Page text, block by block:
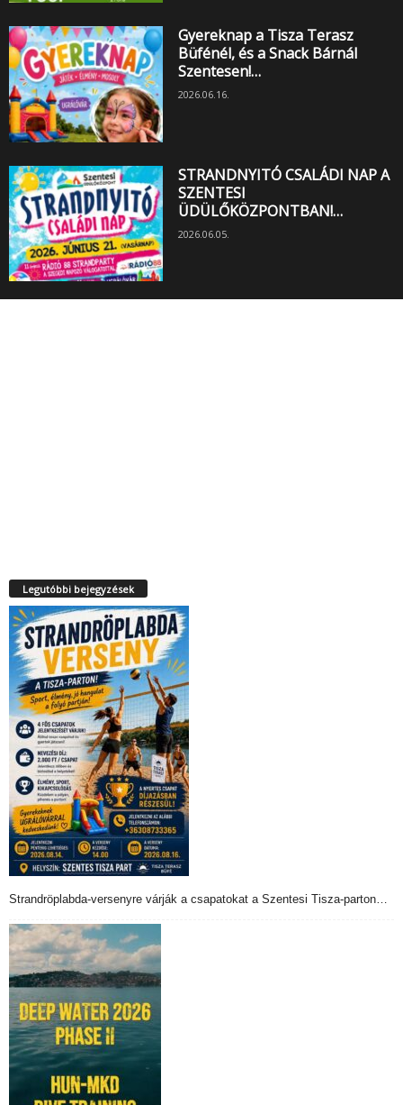
Gyereknap a Tisza Terasz
Büfénél, és a Snack Bárnál
Szentesen!…
2026.06.16.
STRANDNYITÓ CSALÁDI NAP A
SZENTESI
ÜDÜLŐKÖZPONTBAN!…
2026.06.05.
Legutóbbi bejegyzések
Strandröplabda-versenyre várják a csapatokat a Szentesi Tisza-parton…